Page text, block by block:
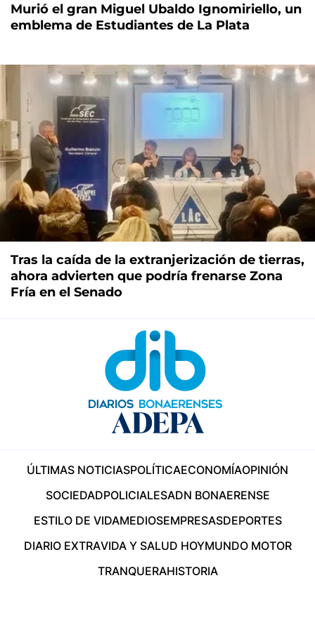
Murió el gran Miguel Ubaldo Ignomiriello, un
emblema de Estudiantes de La Plata
Tras la caída de la extranjerización de tierras,
ahora advierten que podría frenarse Zona
Fría en el Senado
ÚLTIMAS NOTICIASPOLÍTICAECONOMÍAOPINIÓN
SOCIEDADPOLICIALESADN BONAERENSE
ESTILO DE VIDAMEDIOSEMPRESASDEPORTES
DIARIO EXTRAVIDA Y SALUD HOYMUNDO MOTOR
TRANQUERAHISTORIA